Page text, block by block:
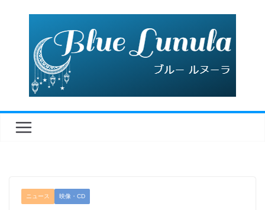
ニュース 映像・CD